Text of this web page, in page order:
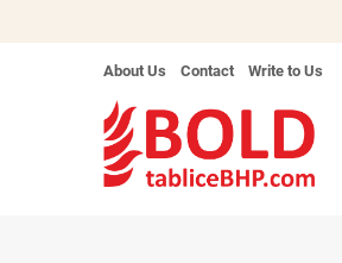
About Us Contact Write to Us